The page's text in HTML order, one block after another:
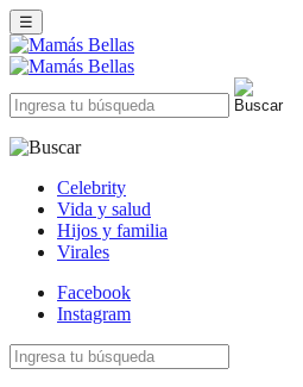
☰
Celebrity
Vida y salud
Hijos y familia
Virales
Facebook
Instagram